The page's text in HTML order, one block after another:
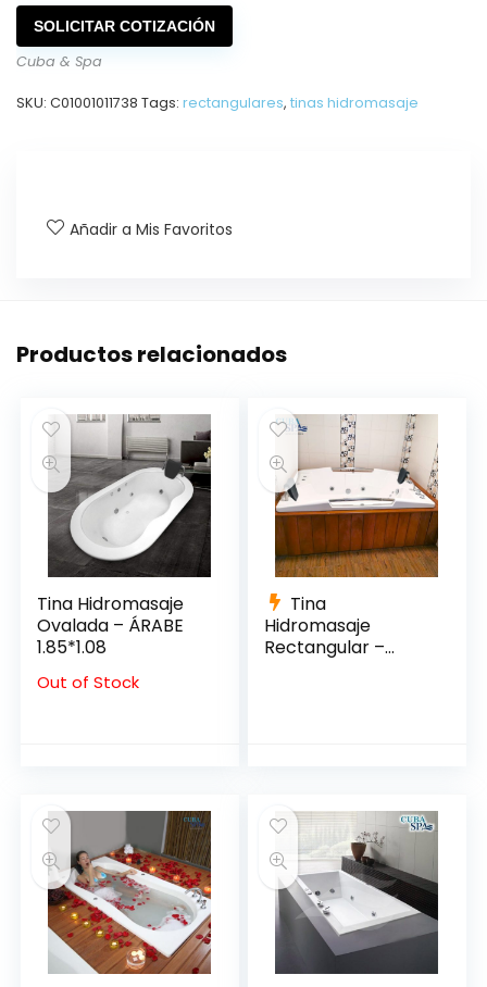
SOLICITAR COTIZACIÓN
Cuba & Spa
SKU: C01001011738 Tags: rectangulares, tinas hidromasaje
Añadir a Mis Favoritos
Productos relacionados
Tina Hidromasaje
Ovalada – ÁRABE
1.85*1.08
Out of Stock
Tina
Hidromasaje
Rectangular –